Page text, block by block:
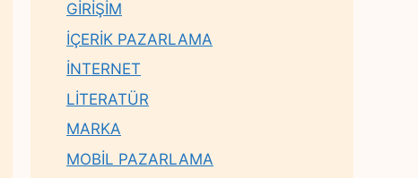
GİRİŞİM
İÇERİK PAZARLAMA
İNTERNET
LİTERATÜR
MARKA
MOBİL PAZARLAMA